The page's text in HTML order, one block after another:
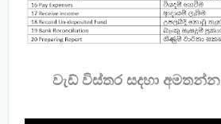
වැඩ් විස්තර සදහා අමතන්න